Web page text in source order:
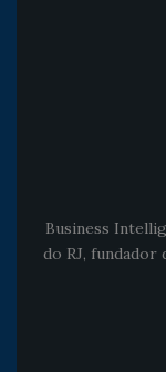
Business
do RJ, fundador